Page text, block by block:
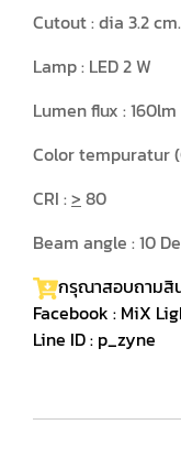
Cutout : dia 3.2 cm.
Lamp : LED 2 W
Lumen flux : 160lm
Color tempuratur
CRI :> 80
Beam angle : 10
กรุณาสอบถามสิ
Facebook : MiX
Line ID : p_zyne